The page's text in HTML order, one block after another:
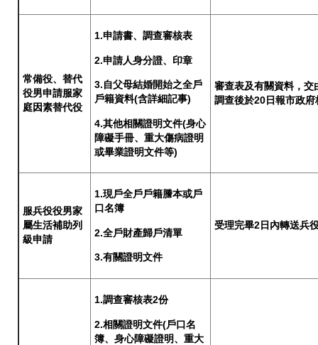
常備役、替代
役男申請服家
庭因素替代役
1.申請書、調查審核表
2.申請人身分證、印章
3.自父母結婚開始之全戶
戶籍資料(含詳細記事)
4.其他相關證明文件(身心
障礙手冊、重大傷病證明
或畢業證明文件等)
審查表及有關資料，交
調查後於20日報市政府
服兵役役男家
屬生活補助列
級申請
1.現戶全戶戶籍謄本或戶
口名簿
2.全戶財產歸戶清單
3.有關證明文件
受理完畢2日內轉送兵
1.調查審核表2份
2.相關證明文件(戶口名
簿、身心障礙證明、重大